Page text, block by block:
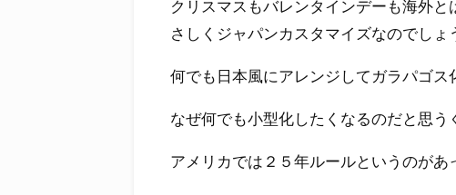
クリスマスもバレンタインデーも海外
さしくジャパンカスタマイズなのでしょ
何でも日本風にアレンジしてガラパゴス
なぜ何でも小型化したくなるのだと思う
アメリカでは２５年ルールというのがあ